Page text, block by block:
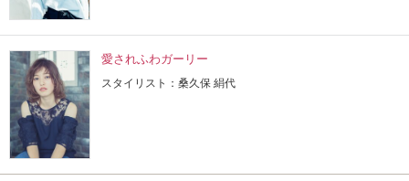
愛されふわガーリー
スタイリスト：桑久保 絹代